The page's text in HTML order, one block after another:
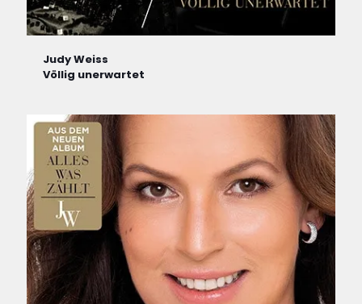
Judy Weiss
Völlig unerwartet